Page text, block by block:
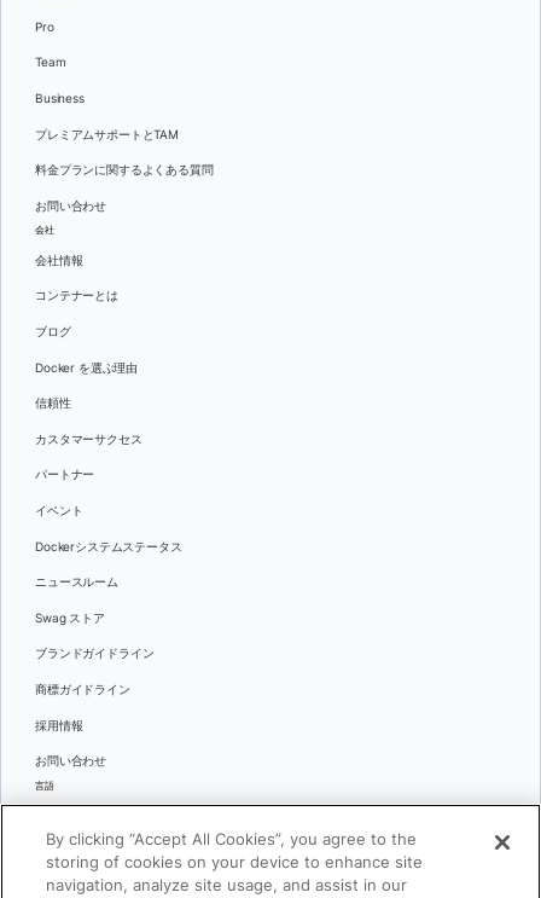
Pro
Team
Business
プレミアムサポートとTAM
料金プランに関するよくある質問
お問い合わせ
会社
会社情報
コンテナーとは
ブログ
Docker を選ぶ理由
信頼性
カスタマーサクセス
パートナー
イベント
Dockerシステムステータス
ニュースルーム
Swag ストア
ブランドガイドライン
商標ガイドライン
採用情報
お問い合わせ
言語
日本語
By clicking “Accept All Cookies”, you agree to the
storing of cookies on your device to enhance site
navigation, analyze site usage, and assist in our